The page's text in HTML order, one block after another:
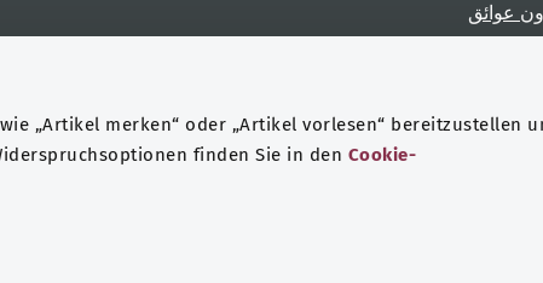
„Artikel merken“ oder „Artikel vorlesen“ bereitzustellen
finden Sie in den Cookie-
عوائق